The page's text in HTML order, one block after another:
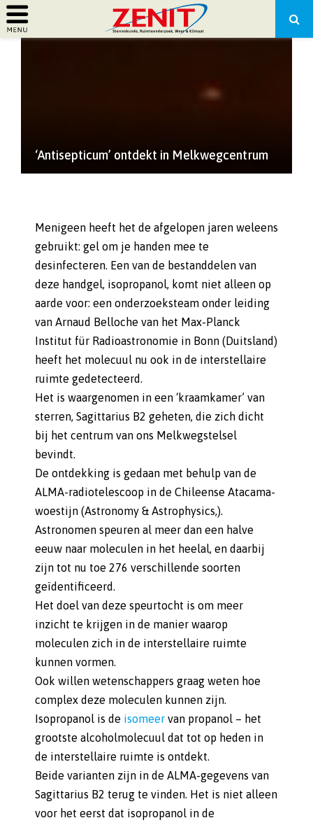
PRIMARY
‘Antisepticum’ ontdekt in Melkwegcentrum
Menigeen heeft het de afgelopen jaren weleens
gebruikt: gel om je handen mee te
desinfecteren. Een van de bestanddelen van
deze handgel, isopropanol, komt niet alleen op
aarde voor: een onderzoeksteam onder leiding
van Arnaud Belloche van het Max-Planck
Institut für Radioastronomie in Bonn (Duitsland)
heeft het molecuul nu ook in de interstellaire
ruimte gedetecteerd.
Het is waargenomen in een ‘kraamkamer’ van
sterren, Sagittarius B2 geheten, die zich dicht
bij het centrum van ons Melkwegstelsel
bevindt.
De ontdekking is gedaan met behulp van de
ALMA-radiotelescoop in de Chileense Atacama-
woestijn (Astronomy & Astrophysics,).
Astronomen speuren al meer dan een halve
eeuw naar moleculen in het heelal, en daarbij
zijn tot nu toe 276 verschillende soorten
geïdentificeerd.
Het doel van deze speurtocht is om meer
inzicht te krijgen in de manier waarop
moleculen zich in de interstellaire ruimte
kunnen vormen.
Ook willen wetenschappers graag weten hoe
complex deze moleculen kunnen zijn.
Isopropanol is de isomeer van propanol – het
grootste alcoholmolecuul dat tot op heden in
de interstellaire ruimte is ontdekt.
Beide varianten zijn in de ALMA-gegevens van
Sagittarius B2 terug te vinden. Het is niet alleen
voor het eerst dat isopropanol in de